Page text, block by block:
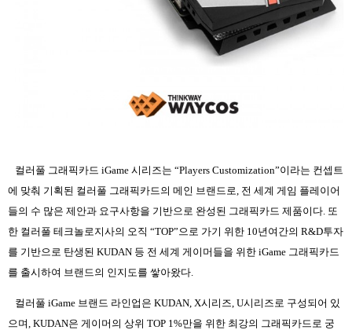
컬러풀 그래픽카드 iGame시리즈는“Players Customization”이라는 컨셉트
에 맞춰 기획된 컬러풀 그래픽카드의 메인 브랜드로 전 세계 게임 플레이어
들의 수 많은 제안과 요구사항을 기반으로 완성된 그래픽카드 제품이다 또
한 컬러풀 테크놀로지사의 오직 “TOP” 으로 가기 위한 10년여간의 R&D투자
를 기반으로 탄생된 KUDAN 등 전 세계 게이머들을 위한 iGame 그래픽카드
를 출시하여 브랜드의 인지도를 쌓아왔다
컬러풀 iGame 브랜드 라인업은 KUDAN, X시리즈 , U시리즈로 구성되어 있
으며 , KUDAN은 게이머의 상위 TOP 1%만을 위한 최강의 그래픽카드로 궁